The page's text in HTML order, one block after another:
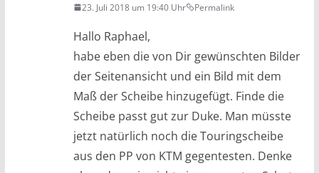
23. Juli 2018 um 19:40 Uhr Permalink
Hallo Raphael,
habe eben die von Dir gewünschten Bilder
der Seitenansicht und ein Bild mit dem
Maß der Scheibe hinzugefügt. Finde die
Scheibe passt gut zur Duke. Man müsste
jetzt natürlich noch die Touringscheibe
aus den PP von KTM gegentesten. Denke